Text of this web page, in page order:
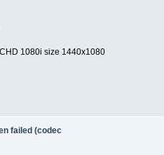
1080i size 1440x1080
failed (codec